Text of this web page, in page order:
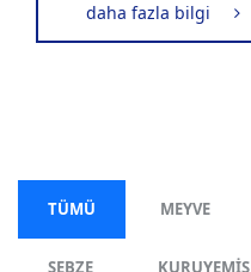
daha fazla bilgi
TÜMÜ MEYVE
SEBZE KURUYEMIŞ